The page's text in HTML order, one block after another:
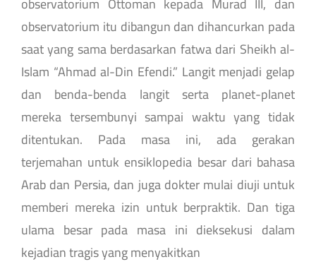
observatorium itu dibangun dan dihancurkan pada
saat yang sama berdasarkan fatwa dari Sheikh al-
Islam “Ahmad al-Din Efendi.” Langit menjadi gelap
dan benda-benda langit serta planet-planet
mereka tersembunyi sampai waktu yang tidak
ditentukan. Pada masa ini, ada gerakan
terjemahan untuk ensiklopedia besar dari bahasa
Arab dan Persia, dan juga dokter mulai diuji untuk
memberi mereka izin untuk berpraktik. Dan tiga
ulama besar pada masa ini dieksekusi dalam
kejadian tragis yang menyakitkan